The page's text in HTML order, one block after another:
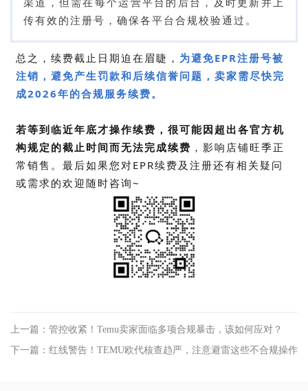
渠道，但需在每个运营平台的后台，及时更新并上
传有效的注册号，确保各平台合规校验通过。
总之，续费截止日 期迫在眉睫， 为避免EPR注册号被
注销， 避免产生罚款和后续信誉问题， 卖家需尽快完
成2026年的合规服务续费。
若等到临近年底才操作续费，很可能因超出各官方机
构规定的截止时间而无法完成续费 ，影响店铺旺季正
常销售。最后如果您对EPR续费及注册还有相关疑问
或需求的欢迎随时咨询~
上一篇：管控收紧！Temu卖家面临多项合规暴击，该如何应对？
下一篇：红线警告！TEMU欧代核查趋严，注意避雷这些不合规操作